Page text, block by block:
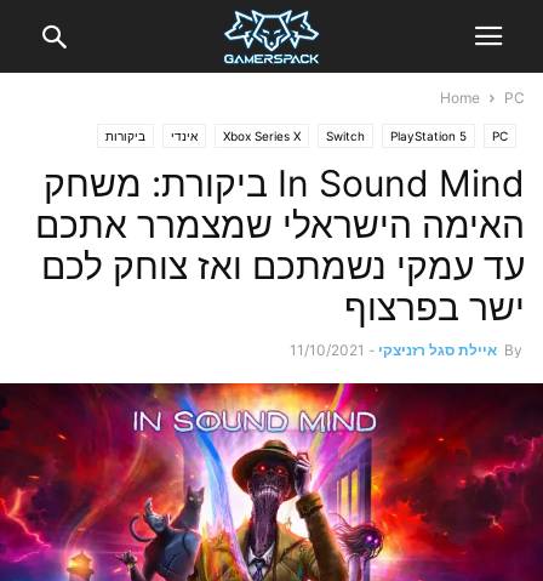
Home PC
PC
PlayStation 5
Switch
Xbox Series X אינדי ביקורות
משחקים כחול לבן
In Sound Mind ביקורת: משחק
האימה הישראלי שמצמרר אתכם
עד עמקי נשמתכם ואז צוחק לכם
ישר בפרצוף
By איילת סגל רזניצקי -
11/10/2021